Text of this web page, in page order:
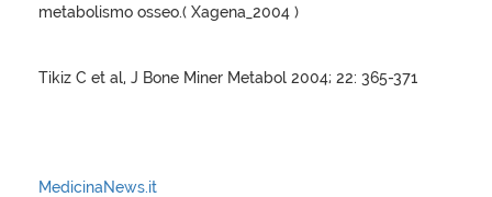
metabolismo osseo.( Xagena_2004 )
Tikiz C et al, J Bone Miner Metabol 2004; 22: 365-371
MedicinaNews.it